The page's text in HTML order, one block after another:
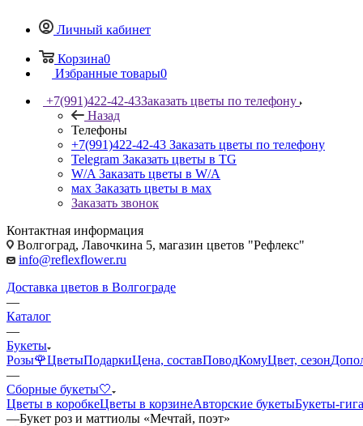
Личный кабинет
Корзина0
Избранные товары0
+7(991)422-42-43Заказать цветы по телефону
Назад
Телефоны
+7(991)422-42-43 Заказать цветы по телефону
Telegram Заказать цветы в TG
W/A Заказать цветы в W/A
мах Заказать цветы в мах
Заказать звонок
Контактная информация
Волгоград, Лавочкина 5, магазин цветов "Рефлекс"
info@reflexflower.ru
Доставка цветов в Волгограде
—
Каталог
—
Букеты
Розы🌹ЦветыПодаркиЦена, составПоводКомуЦвет, сезон
—
Сборные букеты🤍
Цветы в коробкеЦветы в корзинеАвторские букетыБукеты-
—Букет роз и маттиолы «Мечтай, поэт»